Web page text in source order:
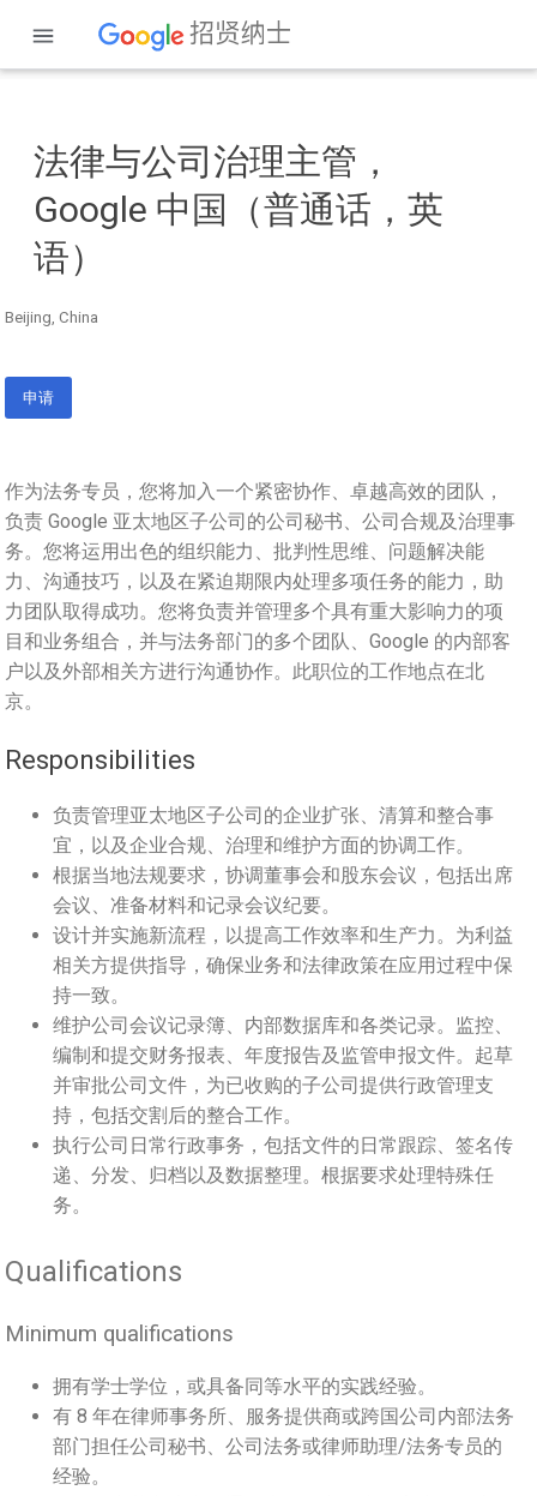
法律与公司治理主管，
Google 中国（普通话，英
语）
Beijing, China
申请
作为法务专员，您将加入一个紧密协作、卓越高效的团队，
负责 Google 亚太地区子公司的公司秘书、公司合规及治理事
务。您将运用出色的组织能力、批判性思维、问题解决能
力、沟通技巧，以及在紧迫期限内处理多项任务的能力，助
力团队取得成功。您将负责并管理多个具有重大影响力的项
目和业务组合，并与法务部门的多个团队、Google 的内部客
户以及外部相关方进行沟通协作。此职位的工作地点在北
京。
Responsibilities
负责管理亚太地区子公司的企业扩张、清算和整合事
宜，以及企业合规、治理和维护方面的协调工作。
根据当地法规要求，协调董事会和股东会议，包括出席
会议、准备材料和记录会议纪要。
设计并实施新流程，以提高工作效率和生产力。为利益
相关方提供指导，确保业务和法律政策在应用过程中保
持一致。
维护公司会议记录簿、内部数据库和各类记录。监控、
编制和提交财务报表、年度报告及监管申报文件。起草
并审批公司文件，为已收购的子公司提供行政管理支
持，包括交割后的整合工作。
执行公司日常行政事务，包括文件的日常跟踪、签名传
递、分发、归档以及数据整理。根据要求处理特殊任
务。
Qualifications
Minimum qualifications
拥有学士学位，或具备同等水平的实践经验。
有 8 年在律师事务所、服务提供商或跨国公司内部法务
部门担任公司秘书、公司法务或律师助理/法务专员的
经验。